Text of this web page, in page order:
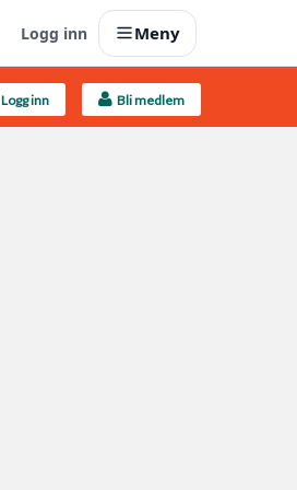
Logg inn Meny
Logg inn Bli medlem